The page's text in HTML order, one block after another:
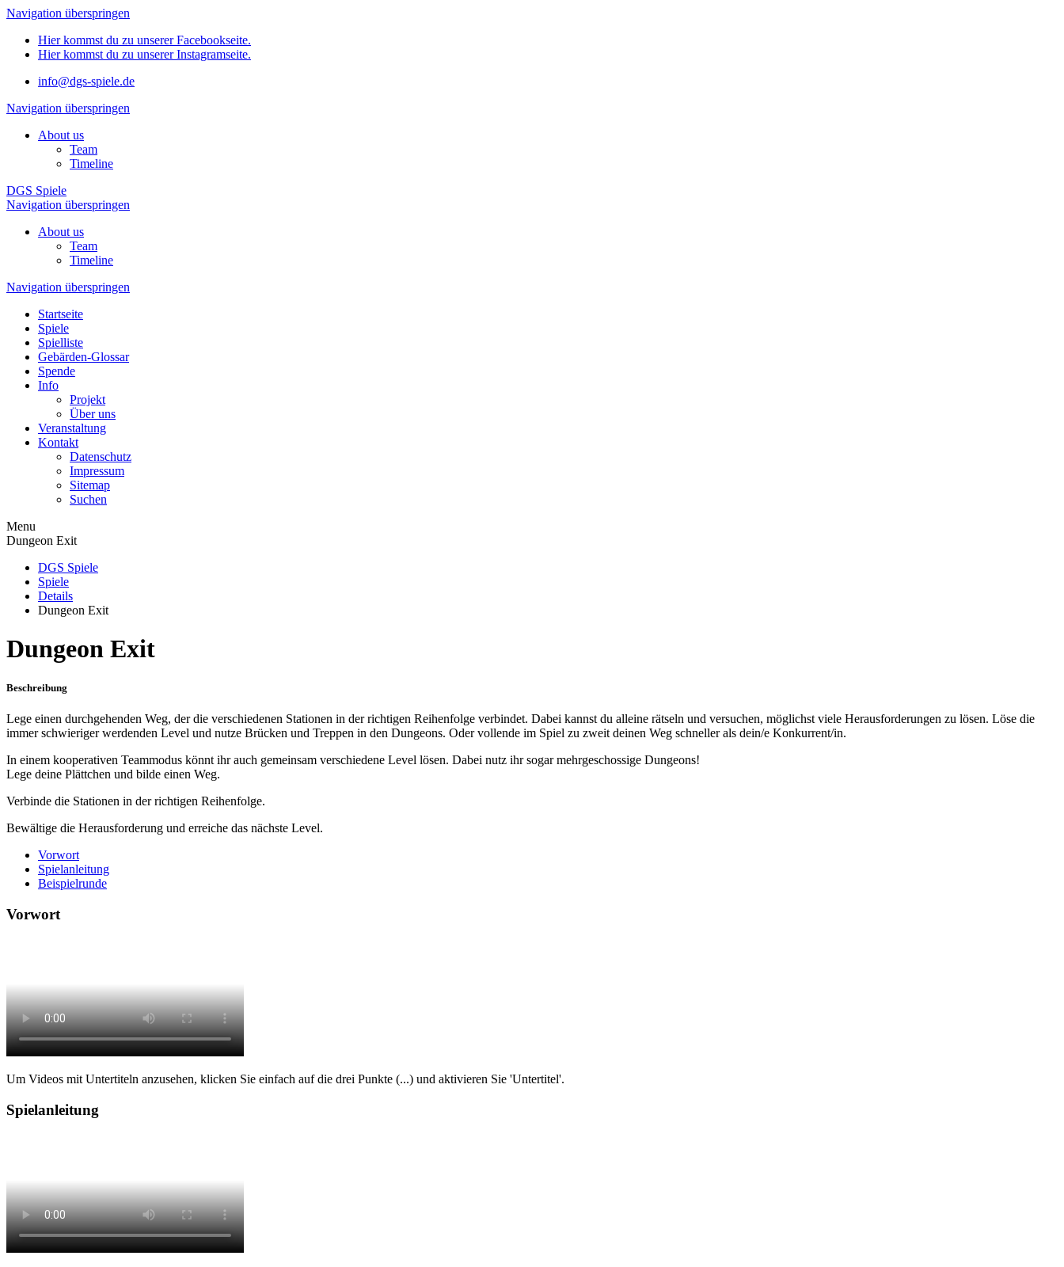
Navigation überspringen
Hier kommst du zu unserer Facebookseite.
Hier kommst du zu unserer Instagramseite.
info@dgs-spiele.de
Navigation überspringen
About us
Team
Timeline
DGS Spiele
Navigation überspringen
About us
Team
Timeline
Navigation überspringen
Startseite
Spiele
Spielliste
Gebärden-Glossar
Spende
Info
Projekt
Über uns
Veranstaltung
Kontakt
Datenschutz
Impressum
Sitemap
Suchen
Menu
Dungeon Exit
DGS Spiele
Spiele
Details
Dungeon Exit
Dungeon Exit
Beschreibung
Lege einen durchgehenden Weg, der die verschiedenen Stationen in der richtigen Reihenfolge verbindet. Dabei kannst du alleine rätseln und versuchen, möglichst viele Herausforderungen zu lösen. Löse die
immer schwieriger werdenden Level und nutze Brücken und Treppen in den Dungeons. Oder vollende im Spiel zu zweit deinen Weg schneller als dein/e Konkurrent/in.
In einem kooperativen Teammodus könnt ihr auch gemeinsam verschiedene Level lösen. Dabei nutz ihr sogar mehrgeschossige Dungeons!
Lege deine Plättchen und bilde einen Weg.
Verbinde die Stationen in der richtigen Reihenfolge.
Bewältige die Herausforderung und erreiche das nächste Level.
Vorwort
Spielanleitung
Beispielrunde
Vorwort
Um Videos mit Untertiteln anzusehen, klicken Sie einfach auf die drei Punkte (...) und aktivieren Sie 'Untertitel'.
Spielanleitung